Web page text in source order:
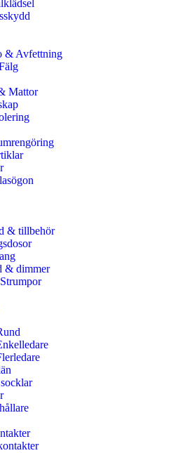
& Avfettning
Mattor
& tillbehör
& dimmer